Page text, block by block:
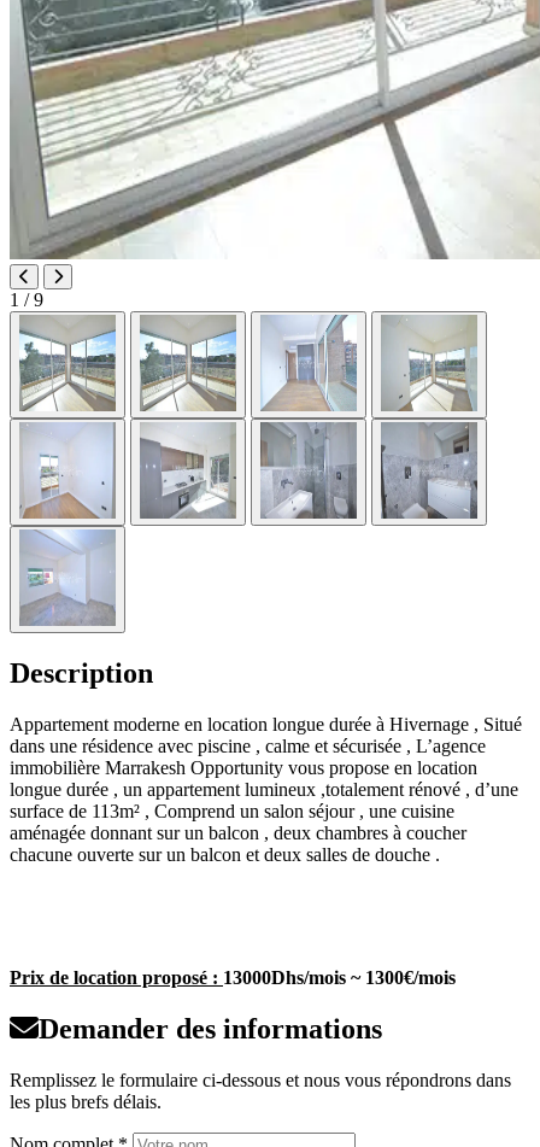
1 / 9
Description
Appartement moderne en location longue durée à Hivernage , Situé
dans une résidence avec piscine , calme et sécurisée , L’agence
immobilière Marrakesh Opportunity vous propose en location
longue durée , un appartement lumineux ,totalement rénové , d’une
surface de 113m² , Comprend un salon séjour , une cuisine
aménagée donnant sur un balcon , deux chambres à coucher
chacune ouverte sur un balcon et deux salles de douche .
Prix de location proposé : 13000Dhs/mois ~ 1300€/mois
Demander des informations
Remplissez le formulaire ci-dessous et nous vous répondrons dans
les plus brefs délais.